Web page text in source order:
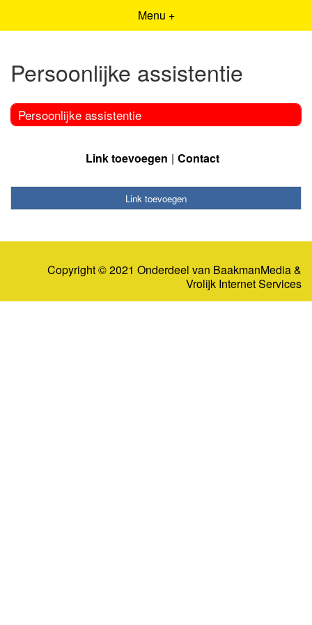
Menu +
Persoonlijke assistentie
Persoonlijke assistentie
Link toevoegen Contact
Link toevoegen
Copyright © 2021 Onderdeel van BaakmanMedia&
Vrolijk Internet Services